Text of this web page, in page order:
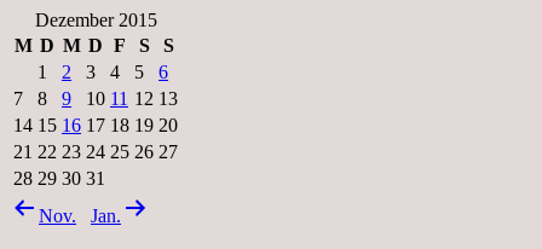
Dezember 2015
M D M D F S
S
1
2 3 4 5
6
7
8 9 10 11 12 13
14 15 16 17 18 19 20
21 22 23 24 25 26 27
28 29 30 31
Nov.
Jan.